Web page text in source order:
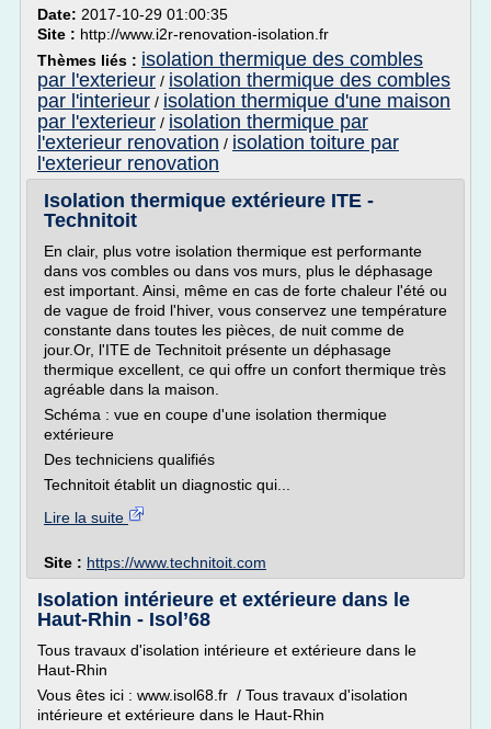
Date: 2017-10-29 01:00:35
Site : http://www.i2r-renovation-isolation.fr
Thèmes liés : isolation thermique des combles
par l'exterieur / isolation thermique des combles
par l'interieur / isolation thermique d'une maison
par l'exterieur / isolation thermique par
l'exterieur renovation / isolation toiture par
l'exterieur renovation
Isolation thermique extérieure ITE -
Technitoit
En clair, plus votre isolation thermique est performante
dans vos combles ou dans vos murs, plus le déphasage
est important. Ainsi, même en cas de forte chaleur l'été ou
de vague de froid l'hiver, vous conservez une température
constante dans toutes les pièces, de nuit comme de
jour.Or, l'ITE de Technitoit présente un déphasage
thermique excellent, ce qui offre un confort thermique très
agréable dans la maison.
Schéma : vue en coupe d'une isolation thermique
extérieure
Des techniciens qualifiés
Technitoit établit un diagnostic qui...
Lire la suite
Site : https://www.technitoit.com
Isolation intérieure et extérieure dans le
Haut-Rhin - Isol’68
Tous travaux d'isolation intérieure et extérieure dans le
Haut-Rhin
Vous êtes ici : www.isol68.fr / Tous travaux d'isolation
intérieure et extérieure dans le Haut-Rhin